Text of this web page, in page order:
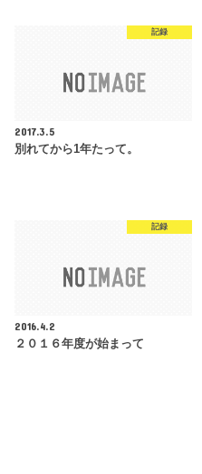
記録
2017.3.5
別れてから1年たって。
記録
2016.4.2
２０１６年度が始まって